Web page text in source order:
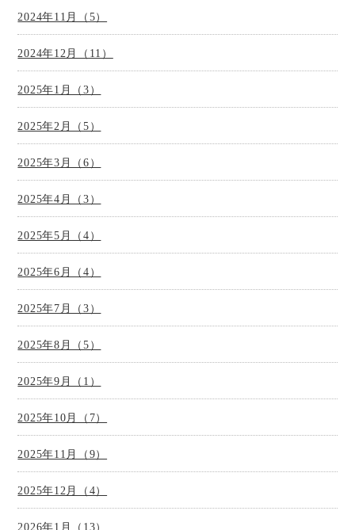
2024年11月（5）
2024年12月（11）
2025年1月（3）
2025年2月（5）
2025年3月（6）
2025年4月（3）
2025年5月（4）
2025年6月（4）
2025年7月（3）
2025年8月（5）
2025年9月（1）
2025年10月（7）
2025年11月（9）
2025年12月（4）
2026年1月（13）